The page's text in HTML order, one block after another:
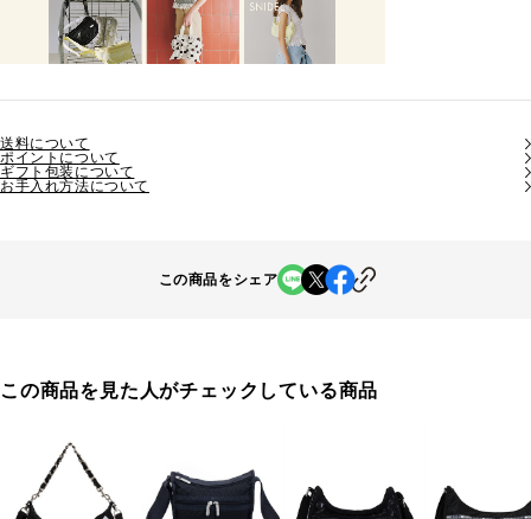
送料について
ポイントについて
ギフト包装について
お手入れ方法について
この商品をシェア
この商品を見た人がチェックしている商品